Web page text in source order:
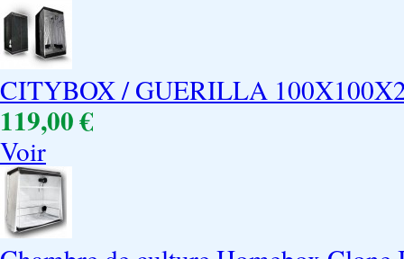
CITYBOX / GUERILLA
119,00 €
Voir